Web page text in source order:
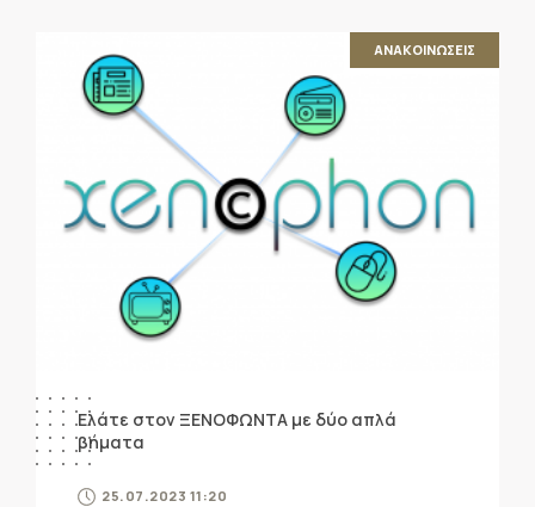
ΑΝΑΚΟΙΝΩΣΕΙΣ
Ελάτε στον ΞΕΝΟΦΩΝΤΑ με δύο απλά
βήματα
25.07.2023 11:20